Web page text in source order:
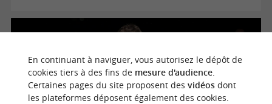
En continuant à naviguer, vous autorisez le dépôt de
cookies tiers à des fins de mesure d'audience.
Certaines pages du site proposent des vidéosdont
les plateformes déposent également des cookies.